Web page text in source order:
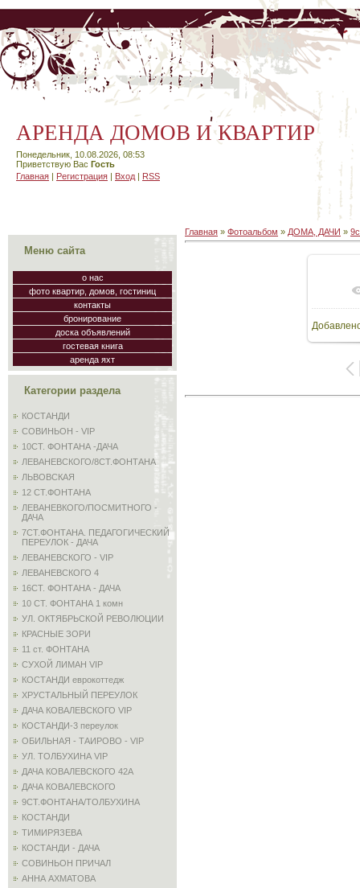
АРЕНДА ДОМОВ И КВАРТИР
Понедельник, 10.08.2026, 08:53
Приветствую Вас Гость
Главная | Регистрация | Вход | RSS
Меню сайта
о нас
фото квартир, домов, гостиниц
контакты
бронирование
доска объявлений
гостевая книга
аренда яхт
Категории раздела
КОСТАНДИ
СОВИНЬОН - VIP
10СТ. ФОНТАНА -ДАЧА
ЛЕВАНЕВСКОГО/8СТ.ФОНТАНА
ЛЬВОВСКАЯ
12 СТ.ФОНТАНА
ЛЕВАНЕВКОГО/ПОСМИТНОГО -
ДАЧА
7СТ.ФОНТАНА. ПЕДАГОГИЧЕСКИЙ
ПЕРЕУЛОК - ДАЧА
ЛЕВАНЕВСКОГО - VIP
ЛЕВАНЕВСКОГО 4
16СТ. ФОНТАНА - ДАЧА
10 СТ. ФОНТАНА 1 комн
УЛ. ОКТЯБРЬСКОЙ РЕВОЛЮЦИИ
КРАСНЫЕ ЗОРИ
11 ст. ФОНТАНА
СУХОЙ ЛИМАН VIP
КОСТАНДИ еврокоттедж
ХРУСТАЛЬНЫЙ ПЕРЕУЛОК
ДАЧА КОВАЛЕВСКОГО VIP
КОСТАНДИ-3 переулок
ОБИЛЬНАЯ - ТАИРОВО - VIP
УЛ. ТОЛБУХИНА VIP
ДАЧА КОВАЛЕВСКОГО 42А
ДАЧА КОВАЛЕВСКОГО
9СТ.ФОНТАНА/ТОЛБУХИНА
КОСТАНДИ
ТИМИРЯЗЕВА
КОСТАНДИ - ДАЧА
СОВИНЬОН ПРИЧАЛ
АННА АХМАТОВА
Главная » Фотоальбом » ДОМА, ДАЧИ »